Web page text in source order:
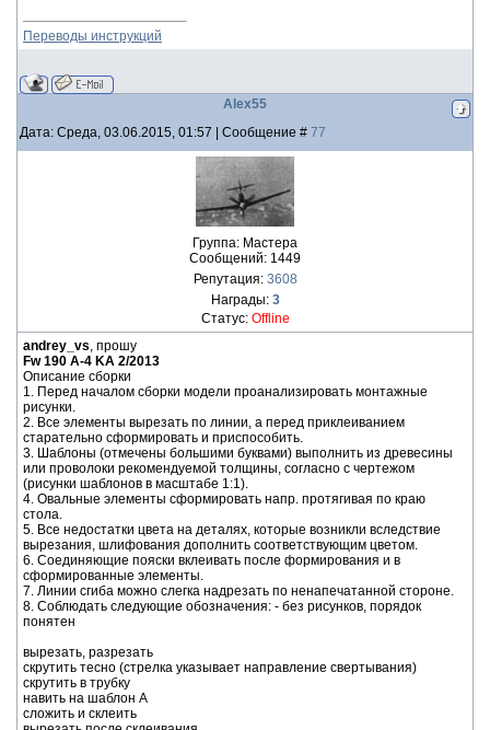
Переводы инструкций
Alex55
Дата: Среда, 03.06.2015, 01:57 | Сообщение # 77
Группа: Мастера
Сообщений: 1449
Репутация: 3608
Награды: 3
Статус: Offline
andrey_vs, прошу
Fw 190 A-4 KA 2/2013
Описание сборки
1. Перед началом сборки модели проанализировать монтажные
рисунки.
2. Все элементы вырезать по линии, а перед приклеиванием
старательно сформировать и приспособить.
3. Шаблоны (отмечены большими буквами) выполнить из древесины
или проволоки рекомендуемой толщины, согласно с чертежом
(рисунки шаблонов в масштабе 1:1).
4. Овальные элементы сформировать напр. протягивая по краю
стола.
5. Все недостатки цвета на деталях, которые возникли вследствие
вырезания, шлифования дополнить соответствующим цветом.
6. Соединяющие пояски вклеивать после формирования и в
сформированные элементы.
7. Линии сгиба можно слегка надрезать по ненапечатанной стороне.
8. Соблюдать следующие обозначения: - без рисунков, порядок
понятен
вырезать, разрезать
скрутить тесно (стрелка указывает направление свертывания)
скрутить в трубку
навить на шаблон А
сложить и склеить